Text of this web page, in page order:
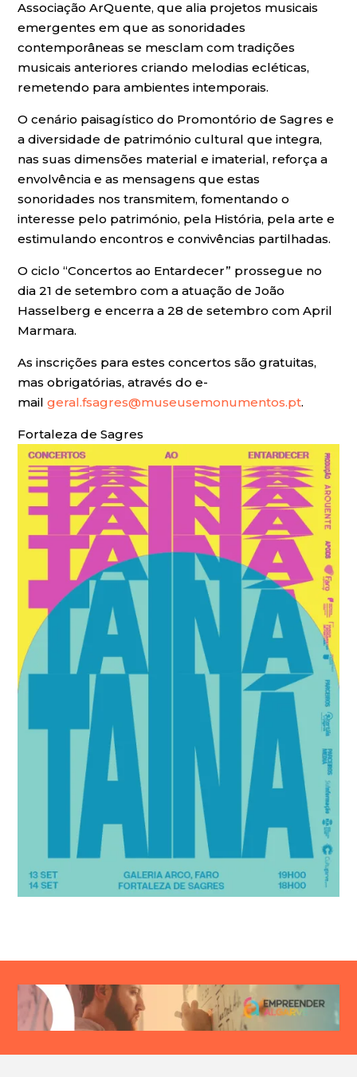
Associação ArQuente, que alia projetos musicais
emergentes em que as sonoridades
contemporâneas se mesclam com tradições
musicais anteriores criando melodias ecléticas,
remetendo para ambientes intemporais.
O cenário paisagístico do Promontório de Sagres e
a diversidade de património cultural que integra,
nas suas dimensões material e imaterial, reforça a
envolvência e as mensagens que estas
sonoridades nos transmitem, fomentando o
interesse pelo património, pela História, pela arte e
estimulando encontros e convivências partilhadas.
O ciclo “Concertos ao Entardecer” prossegue no
dia 21 de setembro com a atuação de João
Hasselberg e encerra a 28 de setembro com April
Marmara.
As inscrições para estes concertos são gratuitas,
mas obrigatórias, através do e-
mailgeral.fsagres@museusemonumentos.pt.
Fortaleza de Sagres